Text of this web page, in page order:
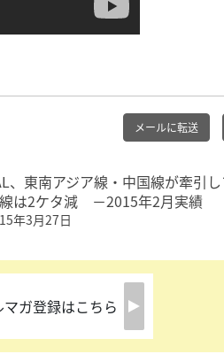
メールに転送
、東南アジア線・中国線が牽引
は2ケタ減 －2015年2月実績
年3月27日
ガ登録はこちら